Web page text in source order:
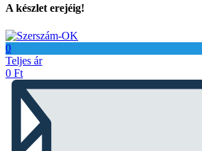
A készlet erejéig!
0
Teljes ár
0 Ft